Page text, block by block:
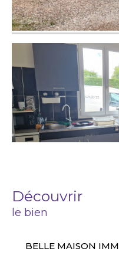
découvrir
le bien
BELLE MAISON